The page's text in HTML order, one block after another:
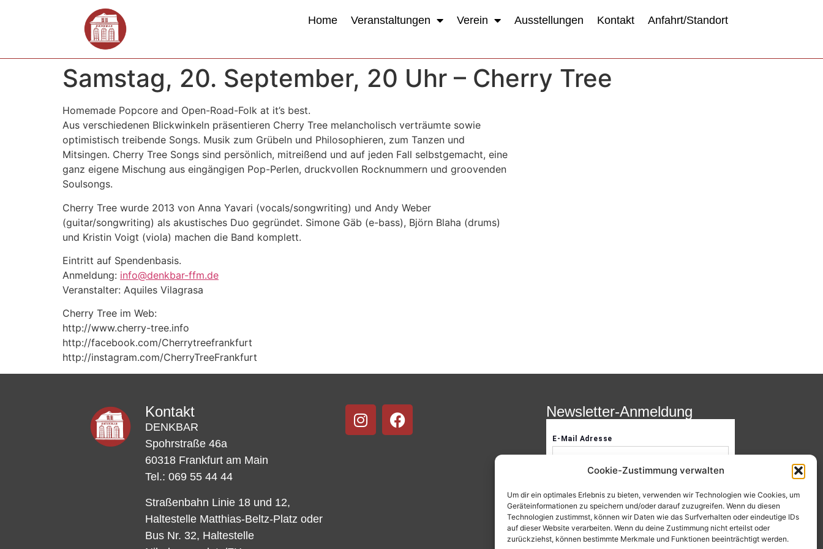
Cookie-Zustimmung verwalten
Um dir ein optimales Erlebnis zu bieten, verwenden wir Technologien wie Cookies, um
Geräteinformationen zu speichern und/oder darauf zuzugreifen. Wenn du diesen
Technologien zustimmst, können wir Daten wie das Surfverhalten oder eindeutige IDs
auf dieser Website verarbeiten. Wenn du deine Zustimmung nicht erteilst oder
zurückziehst, können bestimmte Merkmale und Funktionen beeinträchtigt werden.
Home Veranstaltungen Verein Ausstellungen Kontakt Anfahrt/Standort
Samstag, 20. September, 20 Uhr – Cherry Tree
Homemade Popcore and Open-Road-Folk at it’s best.
Aus verschiedenen Blickwinkeln präsentieren Cherry Tree melancholisch verträumte sowie
optimistisch treibende Songs. Musik zum Grübeln und Philosophieren, zum Tanzen und
Mitsingen. Cherry Tree Songs sind persönlich, mitreißend und auf jeden Fall selbstgemacht, eine
ganz eigene Mischung aus eingängigen Pop-Perlen, druckvollen Rocknummern und groovenden
Soulsongs.
Cherry Tree wurde 2013 von Anna Yavari (vocals/songwriting) und Andy Weber
(guitar/songwriting) als akustisches Duo gegründet. Simone Gäb (e-bass), Björn Blaha (drums)
und Kristin Voigt (viola) machen die Band komplett.
Eintritt auf Spendenbasis.
Anmeldung: info@denkbar-ffm.de
Veranstalter: Aquiles Vilagrasa
Cherry Tree im Web:
http://www.cherry-tree.info
http://facebook.com/Cherrytreefrankfurt
http://instagram.com/CherryTreeFrankfurt
Kontakt
DENKBAR
Spohrstraße 46a
60318 Frankfurt am Main
Tel.: 069 55 44 44
Straßenbahn Linie 18 und 12,
Haltestelle Matthias-Beltz-Platz oder
Bus Nr. 32, Haltestelle
Newsletter-Anmeldung